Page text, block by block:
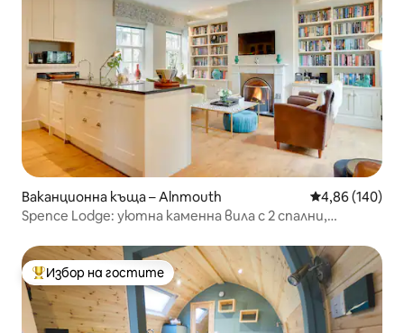
Ваканционна къща – Alnmouth Средна
4,86 (140)
Spence Lodge: уютна каменна вила с 2 спални,
Най-популярен избор на гостите
Избор на гостите